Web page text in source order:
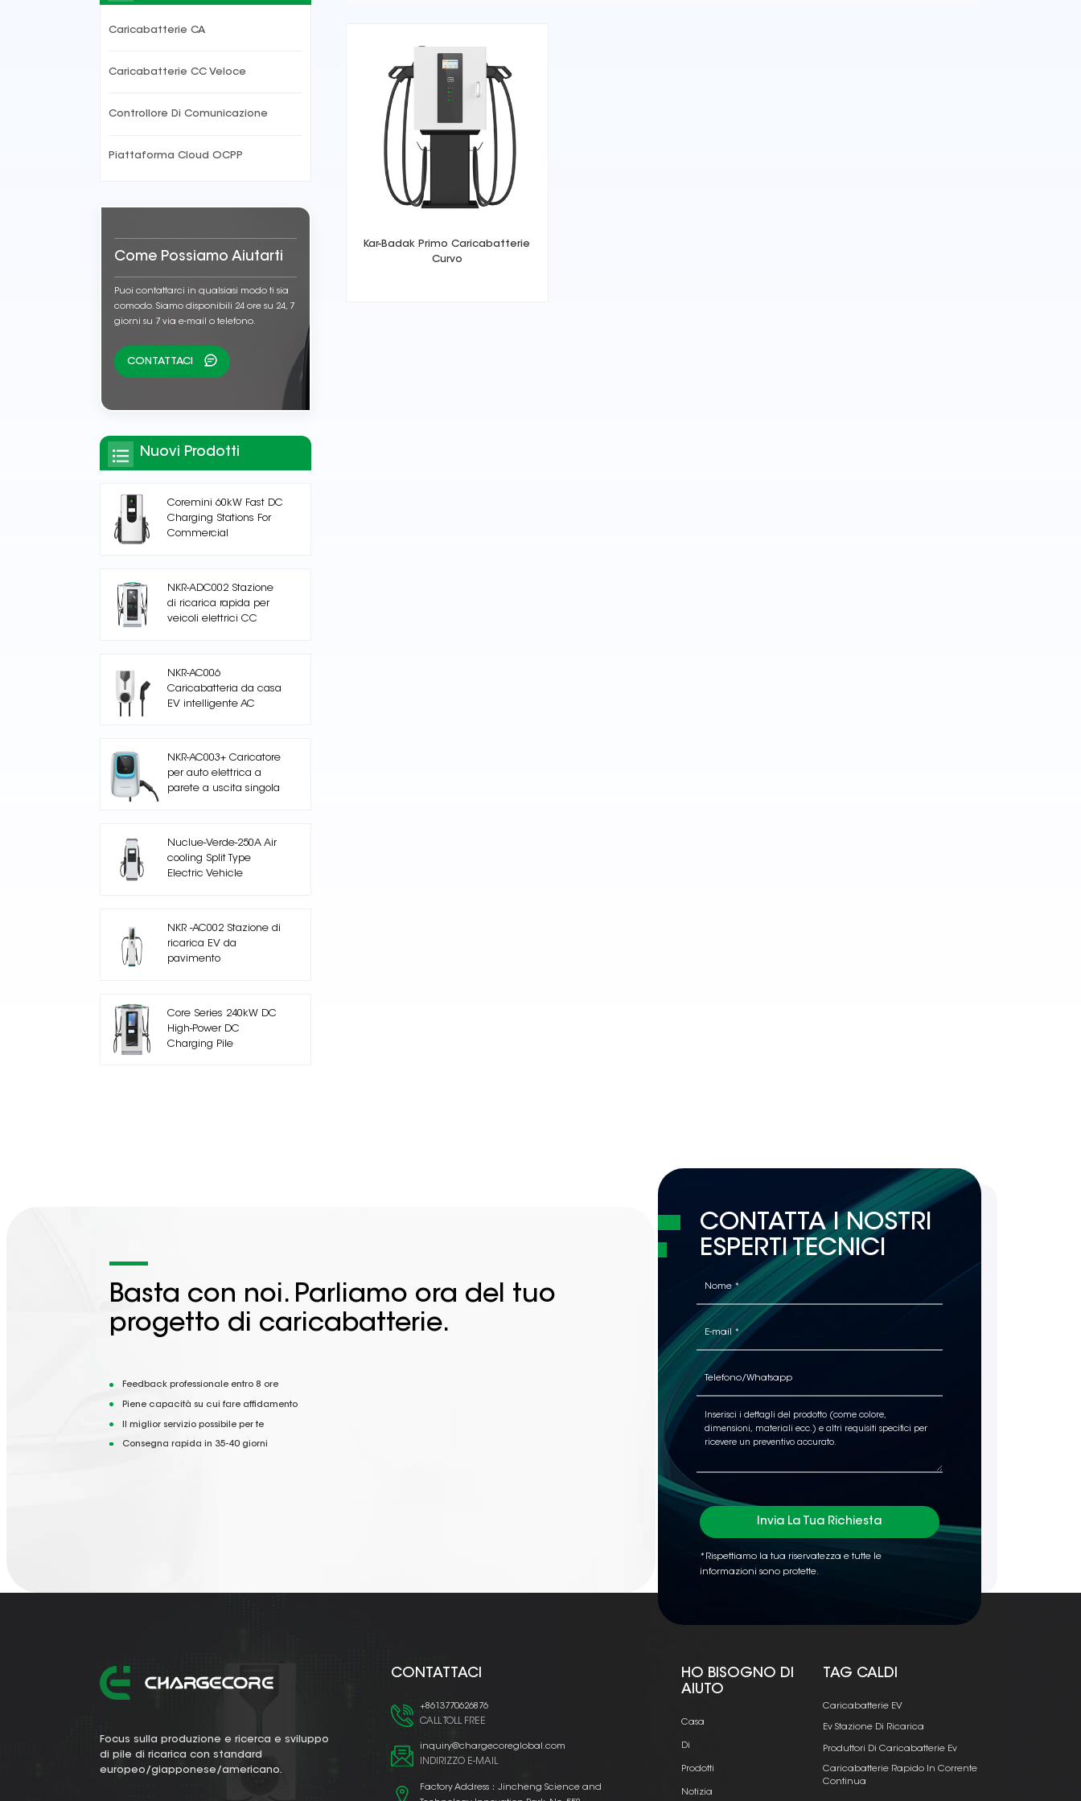
Kar-Badak Primo Caricabatterie
Curvo
Caricabatterie CA
Caricabatterie CC Veloce
Controllore Di Comunicazione
Piattaforma Cloud OCPP
Come Possiamo Aiutarti
Puoi contattarci in qualsiasi modo ti sia
comodo. Siamo disponibili 24 ore su 24, 7
giorni su 7 via e-mail o telefono.
CONTATTACI
Nuovi Prodotti
Coremini 60kW Fast DC
Charging Stations For
Commercial
NKR-ADC002 Stazione
di ricarica rapida per
veicoli elettrici CC
NKR-AC006
Caricabatteria da casa
EV intelligente AC
NKR-AC003+ Caricatore
per auto elettrica a
parete a uscita singola
Nuclue-Verde-250A Air
cooling Split Type
Electric Vehicle
NKR -AC002 Stazione di
ricarica EV da
pavimento
Core Series 240kW DC
High-Power DC
Charging Pile
Basta con noi. Parliamo ora del tuo
progetto di caricabatterie.
Feedback professionale entro 8 ore
Piene capacità su cui fare affidamento
Il miglior servizio possibile per te
Consegna rapida in 35-40 giorni
CONTATTA I NOSTRI
ESPERTI TECNICI
Invia La Tua Richiesta
*Rispettiamo la tua riservatezza e tutte le
informazioni sono protette.
Focus sulla produzione e ricerca e sviluppo
di pile di ricarica con standard
europeo/giapponese/americano.
CONTATTACI
+8613770626876
CALL TOLL FREE
inquiry@chargecoreglobal.com
INDIRIZZO E-MAIL
Factory Address：Jincheng Science and
HO BISOGNO DI
AIUTO
Casa
Di
Prodotti
Notizia
TAG CALDI
Caricabatterie EV
Ev Stazione Di Ricarica
Produttori Di Caricabatterie Ev
Caricabatterie Rapido In Corrente
Continua